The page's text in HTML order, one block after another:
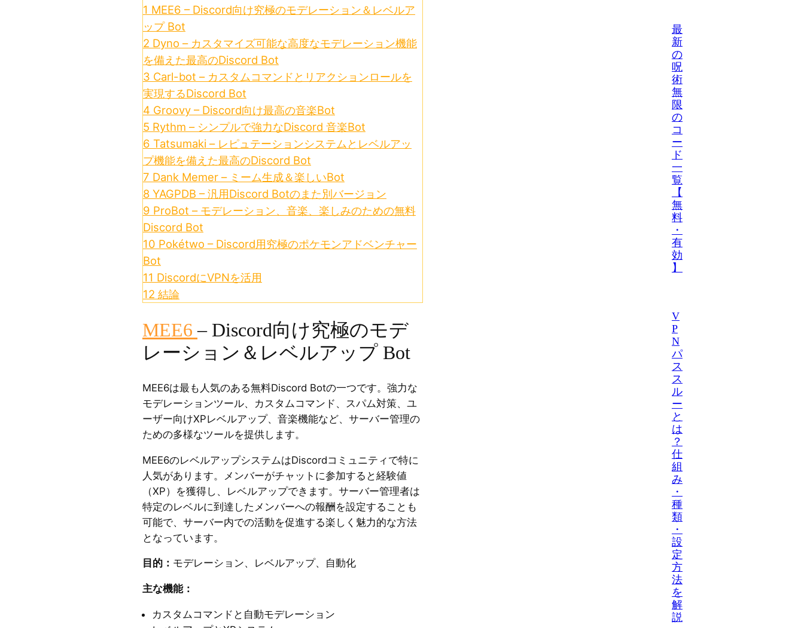
1 MEE6 – Discord向け究極のモデレーション＆レベルア
ップ Bot
2 Dyno – カスタマイズ可能な高度なモデレーション機能
を備えた最高のDiscord Bot
3 Carl-bot – カスタムコマンドとリアクションロールを
実現するDiscord Bot
4 Groovy – Discord向け最高の音楽Bot
5 Rythm – シンプルで強力なDiscord 音楽Bot
6 Tatsumaki – レピュテーションシステムとレベルアッ
プ機能を備えた最高のDiscord Bot
7 Dank Memer – ミーム生成＆楽しいBot
8 YAGPDB – 汎用Discord Botのまた別バージョン
9 ProBot – モデレーション、音楽、楽しみのための無料
Discord Bot
10 Pokétwo – Discord用究極のポケモンアドベンチャー
Bot
11 DiscordにVPNを活用
12 結論
MEE6– Discord向け究極のモデ
レーション＆レベルアップ Bot
MEE6は最も人気のある無料Discord Botの一つです。強力な
モデレーションツール、カスタムコマンド、スパム対策、ユ
ーザー向けXPレベルアップ、音楽機能など、サーバー管理の
ための多様なツールを提供します。
MEE6のレベルアップシステムはDiscordコミュニティで特に
人気があります。メンバーがチャットに参加すると経験値
（XP）を獲得し、レベルアップできます。サーバー管理者は
特定のレベルに到達したメンバーへの報酬を設定することも
可能で、サーバー内での活動を促進する楽しく魅力的な方法
となっています。
目的： モデレーション、レベルアップ、自動化
主な機能：
カスタムコマンドと自動モデレーション
最
新
の
呪
術
無
限
の
コ
ー
ド
一
覧
【
無
料
・
有
効
】
V
P
N
パ
ス
ス
ル
ー
と
は
？
仕
組
み
・
種
類
・
設
定
方
法
を
解
説